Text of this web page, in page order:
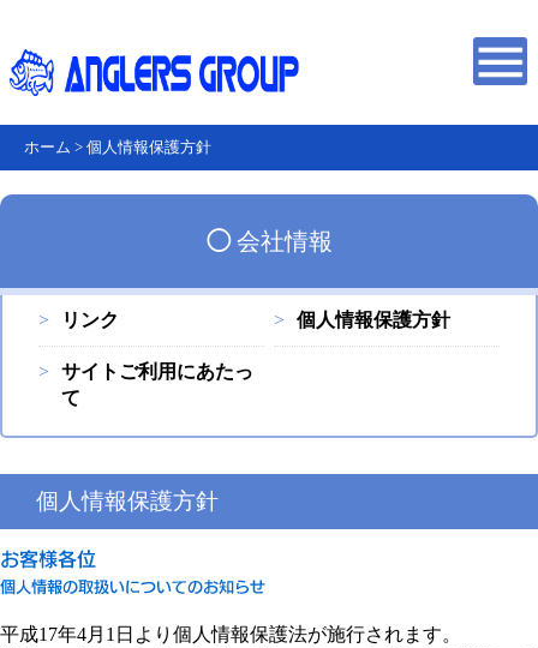
ホーム > 個人情報保護方針
◯会社情報
リンク 個人情報保護方針
サイトご利用にあたっ
て
個人情報保護方針
平成17年4月1日より個人情報保護法が施行されます。